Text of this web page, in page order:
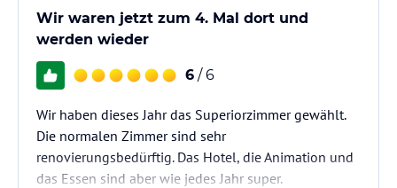
Wir waren jetzt zum 4. Mal dort und
werden wieder
6 / 6
Wir haben dieses Jahr das Superiorzimmer gewählt.
Die normalen Zimmer sind sehr
renovierungsbedürftig. Das Hotel, die Animation und
das Essen sind aber wie jedes Jahr super.